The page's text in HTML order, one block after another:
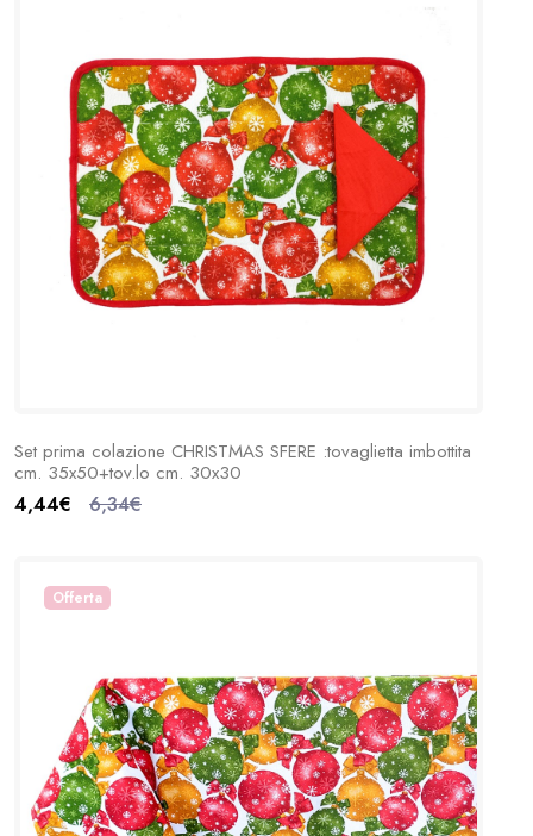
Set prima colazione CHRISTMAS SFERE :tovaglietta imbottita
cm. 35x50+tov.lo cm. 30x30
4,44€ 6,34€
Offerta